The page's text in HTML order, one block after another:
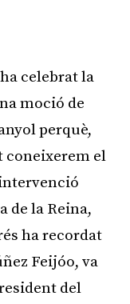
celebrat la
moció de
perquè,
coneixerem el
de la Reina,
ha recordat
Feijóo, va
del